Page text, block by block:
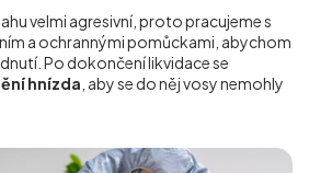
velmi agresivní, proto pracujeme s
a ochrannými pomůckami, abychom
Po dokončení likvidace se
hnízda , aby se do něj vosy nemohly